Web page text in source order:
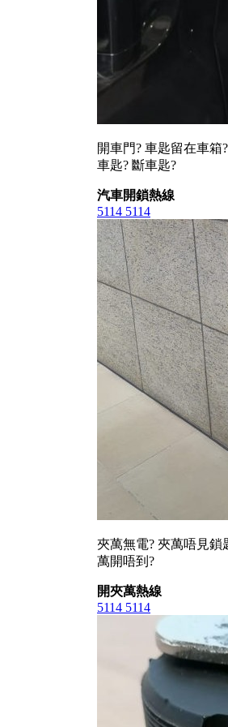
開車門? 車匙留在車箱
車匙? 斷車匙?
汽車開鎖熱線
5114 5114
夾萬無電? 夾萬唔見鎖
萬開唔到?
開夾萬熱線
5114 5114